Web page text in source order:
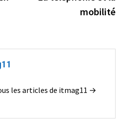
mobilité
les articles de itmag11 →